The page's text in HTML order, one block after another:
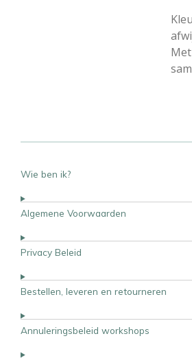
Wie ben ik?
Algemene Voorwaarden
Privacy Beleid
Bestellen, leveren en retourneren
Annuleringsbeleid workshops